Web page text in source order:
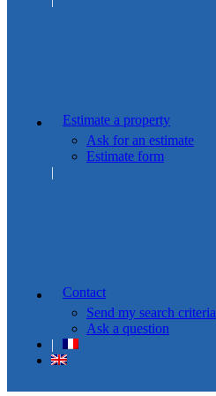
Estimate a property
Ask for an estimate
Estimate form
Contact
Send my search criteria
Ask a question